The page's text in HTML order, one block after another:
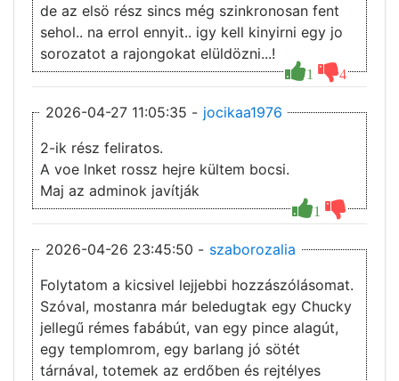
1 4
de az elsö rész sincs még szinkronosan fent
sehol.. na errol ennyit.. igy kell kinyirni egy jo
sorozatot a rajongokat elüldözni...!
2026-04-27 11:05:35 - jocikaa1976
1
2-ik rész feliratos.
A voe lnket rossz hejre kültem bocsi.
Maj az adminok javítják
2026-04-26 23:45:50 - szaborozalia
Folytatom a kicsivel lejjebbi hozzászólásomat.
Szóval, mostanra már beledugtak egy Chucky
jellegű rémes fabábút, van egy pince alagút,
egy templomrom, egy barlang jó sötét
tárnával, totemek az erdőben és rejtélyes